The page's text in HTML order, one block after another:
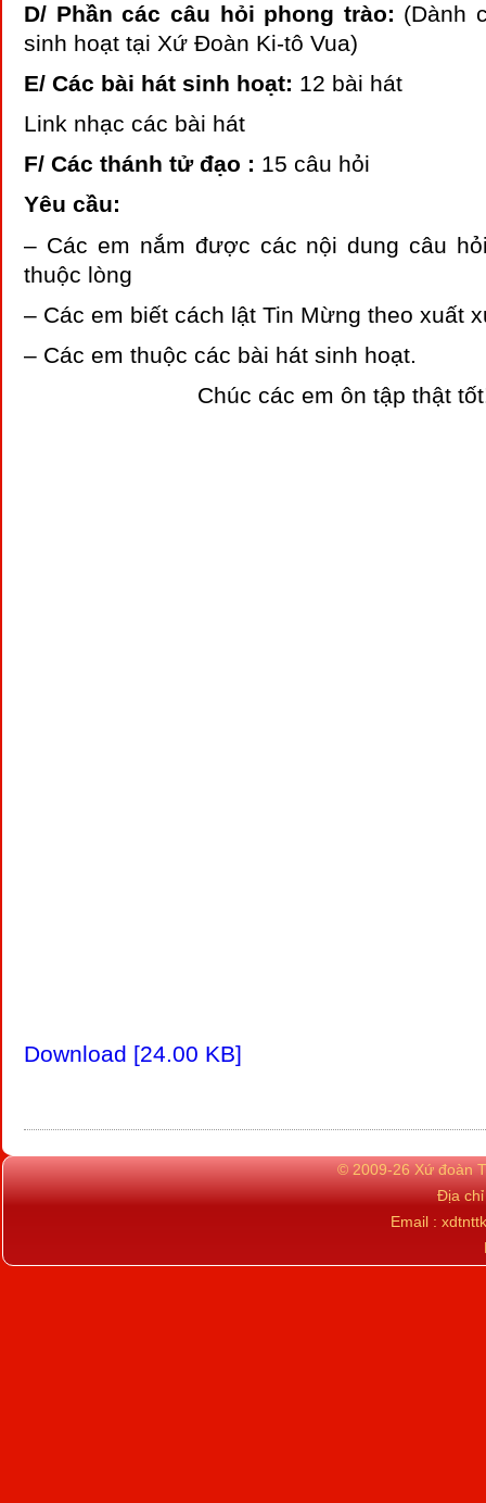
D/ Phần các câu hỏi phong trào: (Dành
sinh hoạt tại Xứ Đoàn Ki-tô Vua)
E/ Các bài hát sinh hoạt: 12 bài hát
Link nhạc các bài hát
F/ Các thánh tử đạo : 15 câu hỏi
Yêu cầu:
– Các em nắm được các nội dung câu
thuộc lòng
– Các em biết cách lật Tin Mừng theo xuất
– Các em thuộc các bài hát sinh hoạt.
Chúc các em ôn tập thật
Download [24.00 KB]
© 2009-26 Xứ đoàn
Địa
Email :